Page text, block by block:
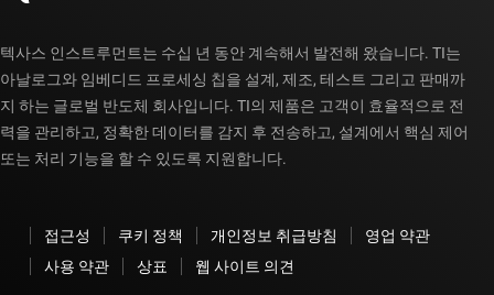
텍사스 인스트루먼트는 수십 년 동안 계속해서 발전해 왔습니다. TI는
아날로그와 임베디드 프로세싱 칩을 설계, 제조, 테스트 그리고 판매까
지 하는 글로벌 반도체 회사입니다. TI의 제품은 고객이 효율적으로 전
력을 관리하고, 정확한 데이터를 감지 후 전송하고, 설계에서 핵심 제어
또는 처리 기능을 할 수 있도록 지원합니다.
접근성 쿠키 정책 개인정보 취급방침
영업 약관
사용 약관
상표 웹 사이트 의견